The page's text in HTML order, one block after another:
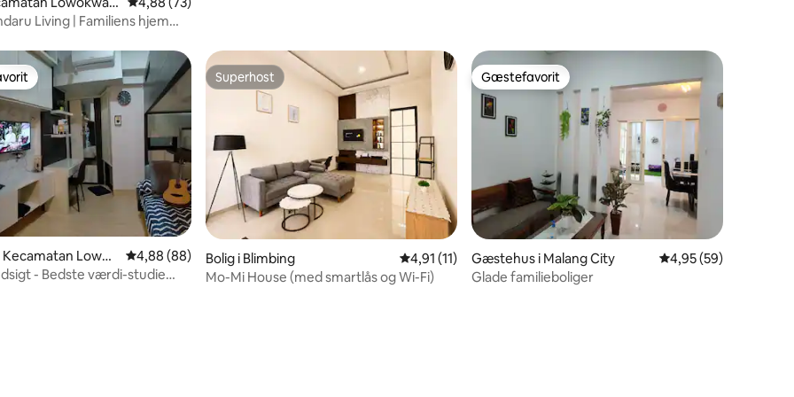
Living | Familiens hjem
Lowok
4,88 ud af 5 i gennemsnitlig bedømmelse, 88 omtaler
4,88 (88)
- Bedste værdi-studie
Superhost
Superhost
Bolig i Blimbing 4,91 ud af 5 i gennemsnitlig bedømmelse, 11 omtaler
4,91 (11)
Mo-Mi House (med smartlås og Wi-Fi)
Gæstefavorit
Gæstefavorit
Gæstehus i Malang City 4,95 ud af 5 i
4,95 (59)
Glade familieboliger